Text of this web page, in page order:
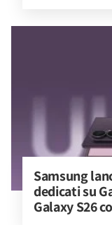
Samsung
dedicati su
Galaxy S26